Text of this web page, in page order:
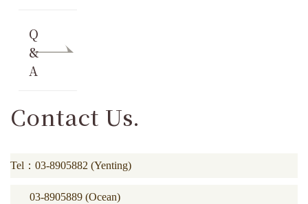
Q
&
A
Contact Us.
Tel：03-8905882 (Yenting)
03-8905889 (Ocean)